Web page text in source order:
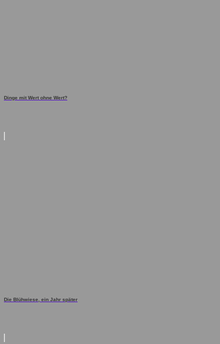
Dinge mit Wert ohne Wert?
Die Blühwiese, ein Jahr später